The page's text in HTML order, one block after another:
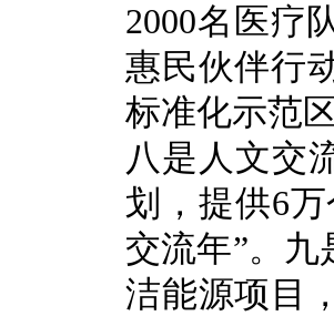
2000名医疗
惠民伙伴行
标准化示范
八是人文交
划，提供6
交流年”。
洁能源项目